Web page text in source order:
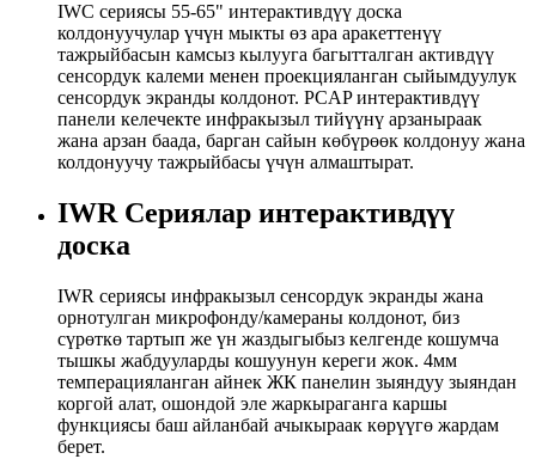
IWC сериясы 55-65" интерактивдүү доска
колдонуучулар үчүн мыкты өз ара аракеттенүү
тажрыйбасын камсыз кылууга багытталган активдүү
сенсордук калеми менен проекцияланган сыйымдуулук
сенсордук экранды колдонот. PCAP интерактивдүү
панели келечекте инфракызыл тийүүнү арзаныраак
жана арзан баада, барган сайын көбүрөөк колдонуу жана
колдонуучу тажрыйбасы үчүн алмаштырат.
IWR Сериялар интерактивдүү
доска
IWR сериясы инфракызыл сенсордук экранды жана
орнотулган микрофонду/камераны колдонот, биз
сүрөткө тартып же үн жаздыгыбыз келгенде кошумча
тышкы жабдууларды кошуунун кереги жок. 4мм
темперацияланган айнек ЖК панелин зыяндуу зыяндан
коргой алат, ошондой эле жаркыраганга каршы
функциясы баш айланбай ачыкыраак көрүүгө жардам
берет.